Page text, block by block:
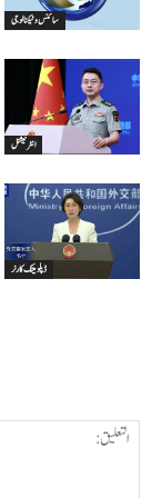
سائنس وٹیکنالوجی
انٹرنیشنل
ڈپلومیٹک کارنر